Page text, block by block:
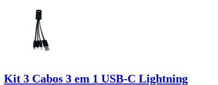
Kit 3 Cabos 3 em 1 USB-C Lightning